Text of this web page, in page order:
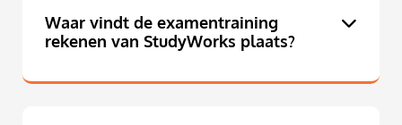
Waar vindt de examentraining
rekenen van StudyWorks plaats?